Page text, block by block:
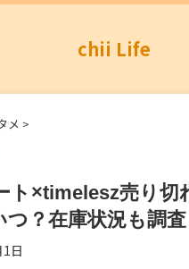
chii Life
メ >
ト×timelesz売り切
つ？在庫状況も調査
日